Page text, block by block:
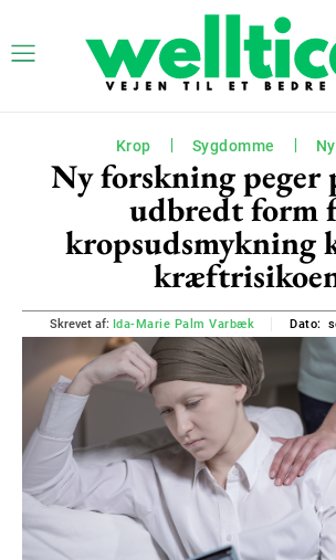
Krop Sygdomme
Ny forskning peger
udbredt form
kropsudsmykning
Skrevet af: Ida-Marie Palm Varbæk Dato: